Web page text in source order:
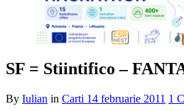
SF = Stiintifico –
By Iulian in Carti 14 februarie 2011 1